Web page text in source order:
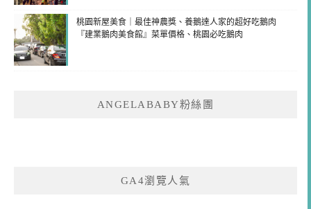
桃園新屋美食｜最佳神農獎、養鵝達人家的超好吃鵝肉
『建業鵝肉美食館』菜單價格、桃園必吃鵝肉
ANGELABABY粉絲團
GA4瀏覽人氣